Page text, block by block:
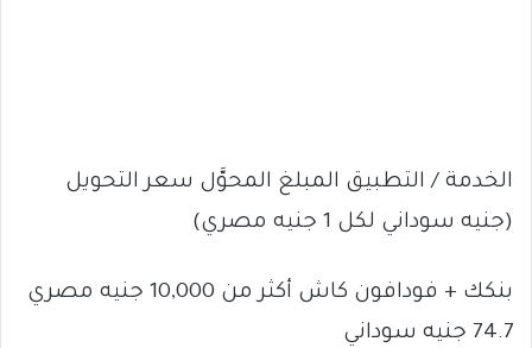
الخدمة / التطبيق المبلغ المحوَّل سعر التحويل
(جنيه سوداني لكل 1 جنيه مصري)
بنكك + فودافون كاش أكثر من 10,000 جنيه مصري
74.7 جنيه سوداني